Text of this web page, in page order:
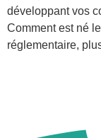
développant vos
Comment est né
réglementaire,